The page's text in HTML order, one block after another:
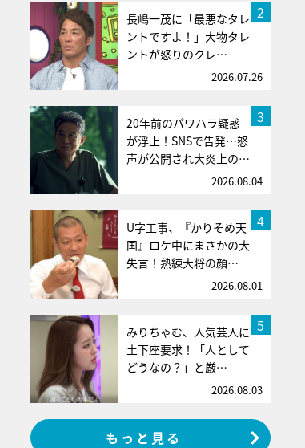
2
長嶋一茂に「最悪なタレ
ントですよ！」大物タレ
ントが怒りのクレ…
2026.07.26
3
20年前のパワハラ疑惑
が浮上！SNSで告発…怒
声が公開され大炎上の…
2026.08.04
4
U字工事、『かりそめ天
国』ロケ中にまさかの大
失言！熟練大将の顔…
2026.08.01
5
みりちゃむ、人気芸人に
土下座要求！「人として
どうなの？」と厳…
2026.08.03
もっと見る